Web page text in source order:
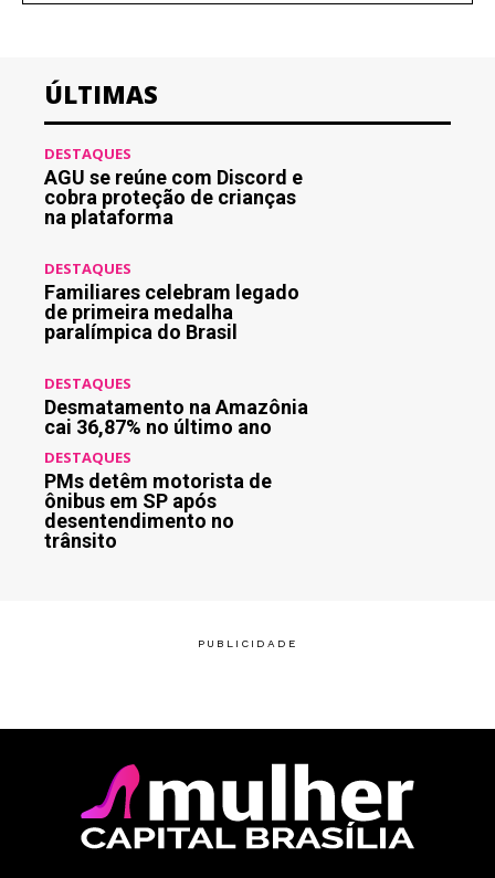
ÚLTIMAS
DESTAQUES
AGU se reúne com Discord e
cobra proteção de crianças
na plataforma
DESTAQUES
Familiares celebram legado
de primeira medalha
paralímpica do Brasil
DESTAQUES
Desmatamento na Amazônia
cai 36,87% no último ano
DESTAQUES
PMs detêm motorista de
ônibus em SP após
desentendimento no
trânsito